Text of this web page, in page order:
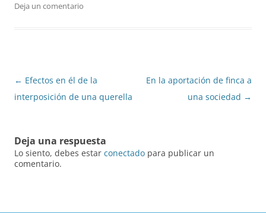
Deja un comentario
Navegación
de
← Efectos en él de la
interposición de una querella
En la aportación de finca a
una sociedad →
Deja una respuesta
Lo siento, debes estar conectado para publicar un
comentario.